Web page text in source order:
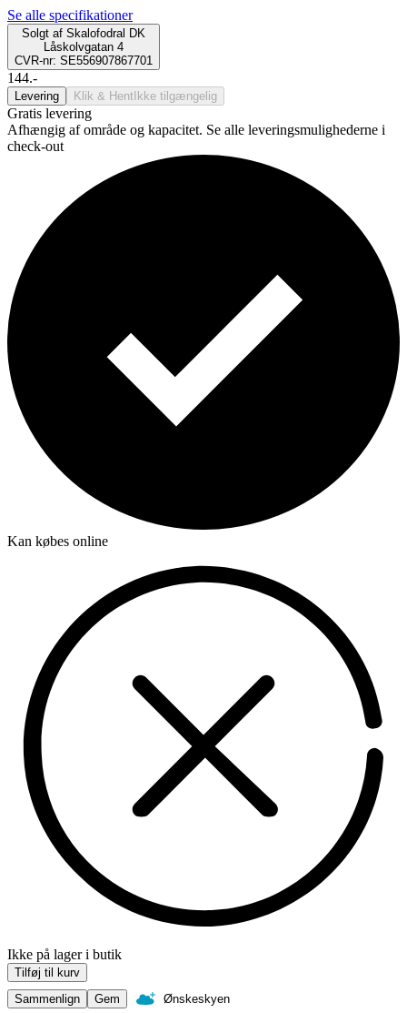
Se alle specifikationer
Solgt af Skalofodral DK
Låskolvgatan 4
CVR-nr: SE556907867701
144.-
Levering Klik & Hent Ikke tilgængelig
Gratis levering
Afhængig af område og kapacitet. Se alle leveringsmulighederne i
check-out
Kan købes online
Ikke på lager i butik
Tilføj til kurv
Sammenlign
Gem Ønskeskyen